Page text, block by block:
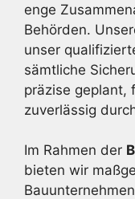
enge
Behörden.
unser
sämtliche
präzise geplant,
zuverlässig
Im Rahmen der
bieten wir